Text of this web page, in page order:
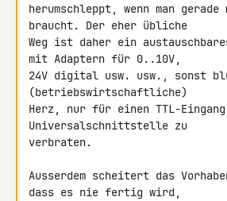
herumschleppt, wenn man
braucht. Der eher übliche
Weg ist daher ein
mit Adaptern für 0..10V,
24V digital usw. usw., sonst
(betriebswirtschaftliche)
Herz, nur für einen TTL-
Universalschnittstelle zu
verbraten.
Ausserdem scheitert das
dass es nie fertig wird,